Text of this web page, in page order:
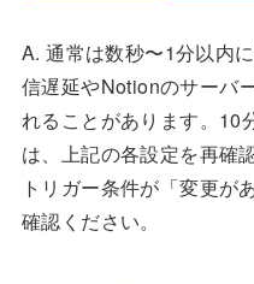
A. 通常は数秒〜1分以内
信遅延やNotionのサーバ
れることがあります。10
は、上記の各設定を再確
トリガー条件が「変更が
確認ください。